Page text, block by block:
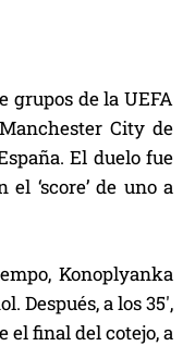
grupos de la UEFA
City de
El duelo fue
‘score’ de uno a
Konoplyanka
Después, a los 35′,
el final del cotejo, a